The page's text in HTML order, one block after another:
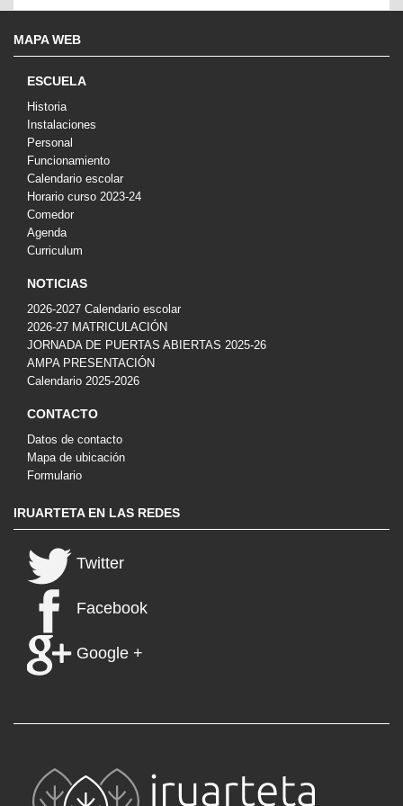
MAPA WEB
ESCUELA
Historia
Instalaciones
Personal
Funcionamiento
Calendario escolar
Horario curso 2023-24
Comedor
Agenda
Curriculum
NOTICIAS
2026-2027 Calendario escolar
2026-27 MATRICULACIÓN
JORNADA DE PUERTAS ABIERTAS 2025-26
AMPA PRESENTACIÓN
Calendario 2025-2026
CONTACTO
Datos de contacto
Mapa de ubicación
Formulario
IRUARTETA EN LAS REDES
Twitter
Facebook
Google +